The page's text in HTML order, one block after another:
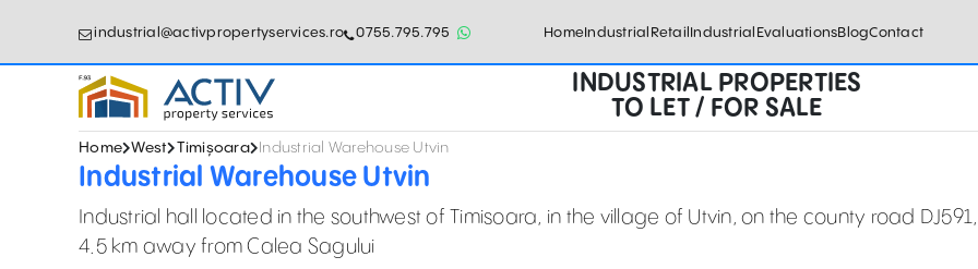
industrial@activpropertyservices.ro 0755.795.795 HomeIndustrial RetailIndustrial EvaluationsBlogContact
INDUSTRIAL PROPERTIES
TO LET / FOR SALE
Home West Timișoara Industrial Warehouse Utvin
Industrial Warehouse Utvin
Industrial hall located in the southwest of Timisoara, in the village of Utvin, on the county road DJ591,
4.5 km away from Calea Sagului